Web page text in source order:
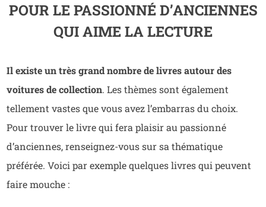
POUR LE PASSIONNÉ D’ANCIENNES
QUI AIME LA LECTURE
Il existe un très grand nombre de livres autour des
voitures de collection. Les thèmes sont également
tellement vastes que vous avez l’embarras du choix.
Pour trouver le livre qui fera plaisir au passionné
d’anciennes, renseignez-vous sur sa thématique
préférée. Voici par exemple quelques livres qui peuvent
faire mouche :